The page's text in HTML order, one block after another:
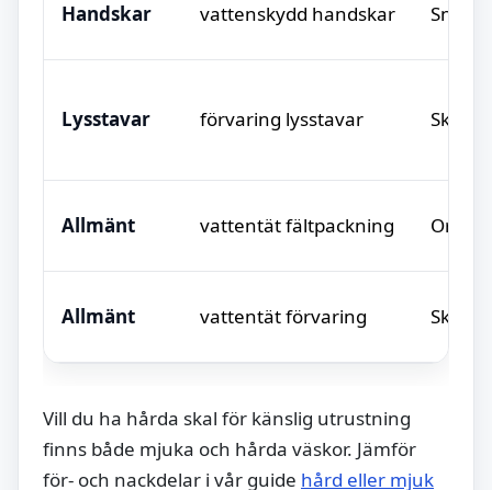
Handskar vattenskydd handskar
Lysstavar förvaring lysstavar
Allmänt vattentät fältpackning
Allmänt vattentät förvaring
Vill du ha hårda skal för känslig utrustning
finns både mjuka och hårda väskor. Jämför
för- och nackdelar i vår guide hård eller mjuk